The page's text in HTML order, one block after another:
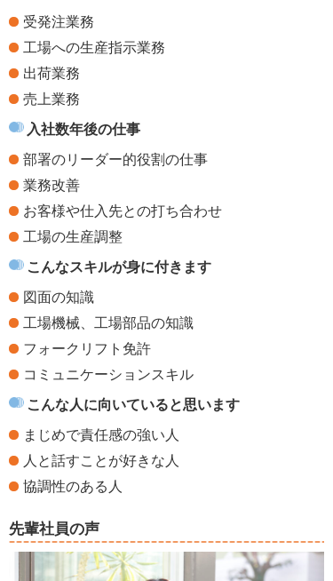
受発注業務
工場への生産指示業務
出荷業務
売上業務
入社数年後の仕事
部署のリーダー的役割の仕事
業務改善
お客様や仕入先との打ち合わせ
工場の生産調整
こんなスキルが身に付きます
図面の知識
工場機械、工場部品の知識
フォークリフト免許
コミュニケーションスキル
こんな人に向いていると思います
まじめで責任感の強い人
人と話すことが好きな人
協調性のある人
先輩社員の声